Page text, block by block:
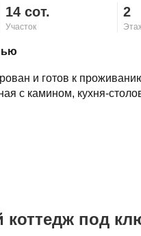
14 сот.
Участок
2
и готов к
с камином, кухня-
под